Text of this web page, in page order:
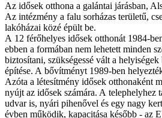
Az idősek otthona a galántai járásban,
Az intézmény a falu sorházas területű,
lakóházai közé épült be.
A 12 férőhelyes idősek otthonát 1984-
ebben a formában nem lehetett minden
biztosítani, szükségessé vált a
építése. A bővítményt 1989-ben
Azóta a létesítmény idősek otthonaként
nyújt az idősek számára. A telephelyhez
udvar is, nyári pihenővel és egy nagy
évben működik, kapacitása később - az